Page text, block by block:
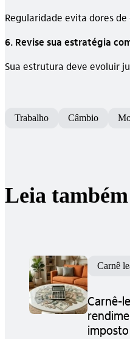
Regularidade evita dores de
6. Revise sua estratégia
Sua estrutura deve evoluir
Trabalho Câmbio
Leia também
Carnê
Carnê-